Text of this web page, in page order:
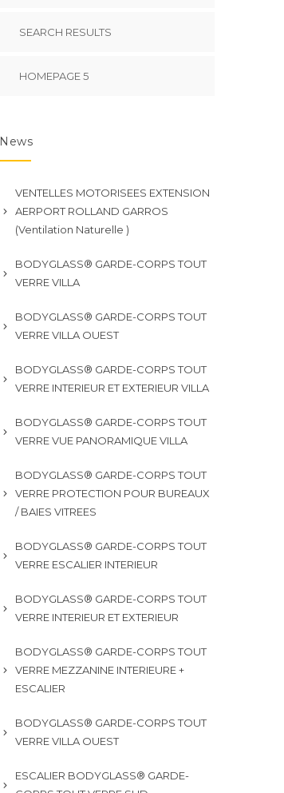
SEARCH RESULTS
HOMEPAGE 5
News
VENTELLES MOTORISEES EXTENSION
AERPORT ROLLAND GARROS
(Ventilation Naturelle )
BODYGLASS® GARDE-CORPS TOUT
VERRE VILLA
BODYGLASS® GARDE-CORPS TOUT
VERRE VILLA OUEST
BODYGLASS® GARDE-CORPS TOUT
VERRE INTERIEUR ET EXTERIEUR VILLA
BODYGLASS® GARDE-CORPS TOUT
VERRE VUE PANORAMIQUE VILLA
BODYGLASS® GARDE-CORPS TOUT
VERRE PROTECTION POUR BUREAUX
/ BAIES VITREES
BODYGLASS® GARDE-CORPS TOUT
VERRE ESCALIER INTERIEUR
BODYGLASS® GARDE-CORPS TOUT
VERRE INTERIEUR ET EXTERIEUR
BODYGLASS® GARDE-CORPS TOUT
VERRE MEZZANINE INTERIEURE +
ESCALIER
BODYGLASS® GARDE-CORPS TOUT
VERRE VILLA OUEST
ESCALIER BODYGLASS® GARDE-